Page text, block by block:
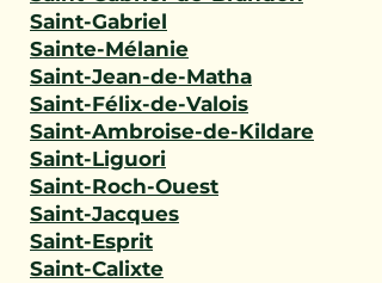
Saint-Gabriel
Sainte-Mélanie
Saint-Jean-de-Matha
Saint-Félix-de-Valois
Saint-Ambroise-de-Kildare
Saint-Liguori
Saint-Roch-Ouest
Saint-Jacques
Saint-Esprit
Saint-Calixte